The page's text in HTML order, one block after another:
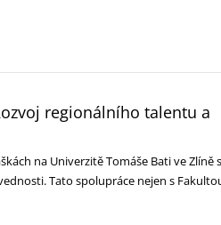
regionálního talentu a
na Univerzitě Tomáše Bati ve Zlíně s
Tato spolupráce nejen s